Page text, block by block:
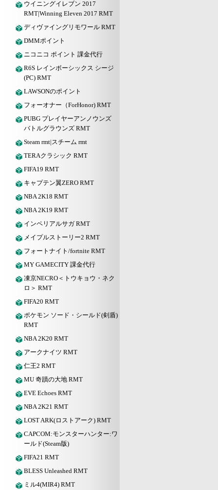
ウイニングイレブン 2017
RMT|Winning Eleven 2017 RMT
ディヴァイングリモワール RMT
DMMポイント
ニコニコ ポイント 課金代行
R6S レインボーシックス シージ
(PC) RMT
LAWSONのポイント
フォーオナー（ForHonor) RMT
PUBG プレイヤーアンノウンズ
バトルグラウンズ RMT
Steam rmt|スチーム rmt
TERAクラシック RMT
FIFA19 RMT
キャプテン翼ZERO RMT
NBA 2K18 RMT
NBA 2K19 RMT
インペリアルサガ RMT
メイプルストーリー2 RMT
フォートナイト/fortnite RMT
MY GAMECITY 課金代行
凍京NECRO＜トウキョウ・ネク
ロ＞ RMT
FIFA20 RMT
ポケモン ソード・シールド(剣盾)
RMT
NBA 2K20 RMT
アークナイツ RMT
仁王2 RMT
MU 奇蹟の大地 RMT
EVE Echoes RMT
NBA 2K21 RMT
LOST ARK(ロストアーク) RMT
CAPCOM:モンスターハンター:ワ
ールド(Steam版)
FIFA21 RMT
BLESS Unleashed RMT
ミル4(MIR4) RMT